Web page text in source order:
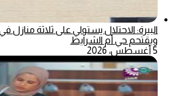
البيرة: الاحتلال يستولي على ثلاثة
ويقتحم حي أم الشرايط
5 أغسطس، 2026